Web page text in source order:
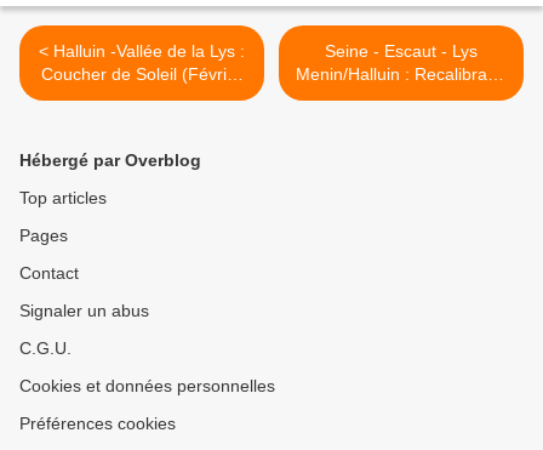
< Halluin -Vallée de la Lys :
Coucher de Soleil (Février
2018).
Seine - Escaut - Lys
Menin/Halluin : Recalibrage
Travaux n° 6 (Février
Hébergé par Overblog
Top articles
Pages
Contact
Signaler un abus
C.G.U.
Cookies et données personnelles
Préférences cookies